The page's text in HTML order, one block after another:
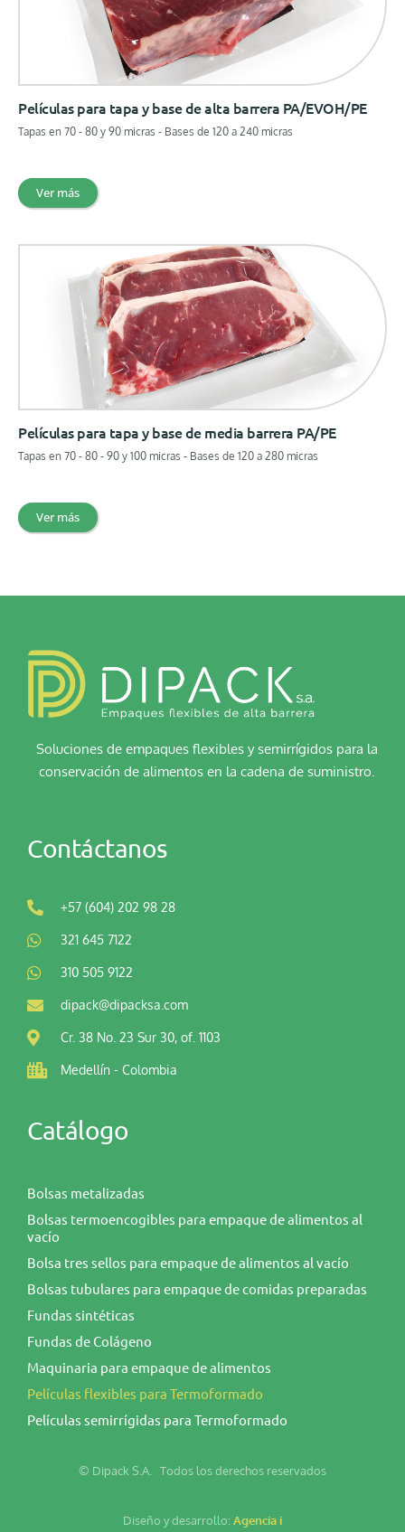
Películas para tapa y base de alta barrera PA/EVOH/PE
Tapas en 70 - 80 y 90 micras - Bases de 120 a 240 micras
Ver más
Películas para tapa y base de media barrera PA/PE
Tapas en 70 - 80 - 90 y 100 micras - Bases de 120 a 280 micras
Ver más
Soluciones de empaques flexibles y semirrígidos para la
conservación de alimentos en la cadena de suministro.
Contáctanos
+57 (604) 202 98 28
321 645 7122
310 505 9122
dipack@dipacksa.com
Cr. 38 No. 23 Sur 30, of. 1103
Medellín - Colombia
Catálogo
Bolsas metalizadas
Bolsas termoencogibles para empaque de alimentos al
vacío
Bolsa tres sellos para empaque de alimentos al vacío
Bolsas tubulares para empaque de comidas preparadas
Fundas sintéticas
Fundas de Colágeno
Maquinaria para empaque de alimentos
Películas flexibles para Termoformado
Películas semirrígidas para Termoformado
© Dipack S.A. Todos los derechos reservados
Diseño y desarrollo:Agencia i